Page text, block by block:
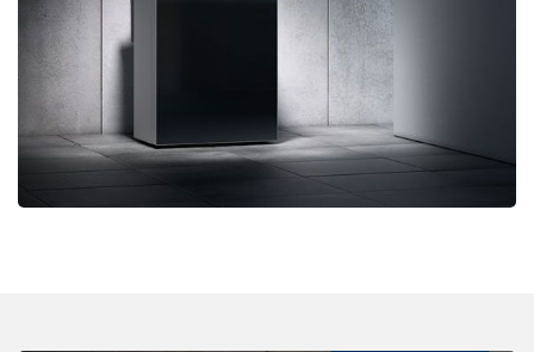
mit hohem Warmwasserkomfort durch
integrierten 120-Liter-Warmwasserspeicher
von Öl auf Gas jederzeit problemlos durch
Brennerwechsel umrüstbar
AluGuss-Wärmetauscher mit ALU plus
Technologie und 10 Jahre
Wärmetauschergarantie